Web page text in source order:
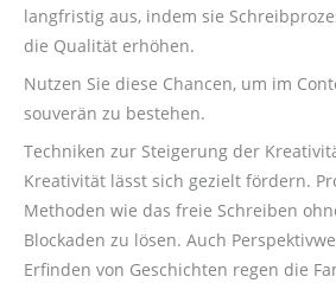
langfristig aus, indem sie
die Qualität erhöhen.
Nutzen Sie diese Chancen, um im
souverän zu bestehen.
Techniken zur Steigerung der
Kreativität lässt sich gezielt fördern.
Methoden wie das freie Schreiben
Blockaden zu lösen. Auch
Erfinden von Geschichten regen die